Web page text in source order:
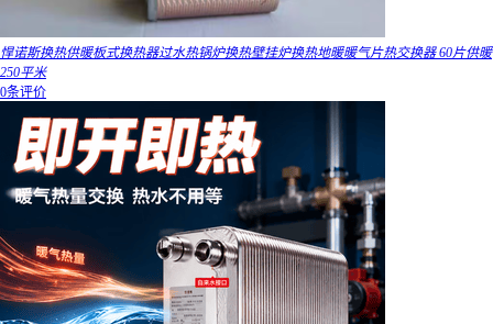
悍诺斯换热供暖板式换热器过水热锅炉换热壁挂炉换热地暖暖气片热交换器 60片供暖
250平米
0条评价